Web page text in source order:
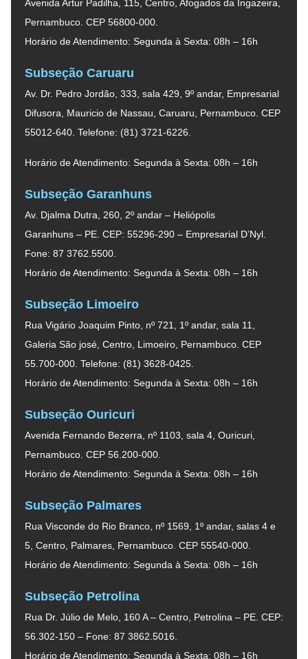
Avenida Artur Padilha, 115, Centro, Afogados da Ingazeira,
Pernambuco. CEP 56800-000.
Horário de Atendimento: Segunda à Sexta: 08h – 16h
Subseção Caruaru
Av. Dr. Pedro Jordão, 333, sala 429, 9º andar, Empresarial
Difusora, Mauricio de Nassau, Caruaru, Pernambuco. CEP
55012-640. Telefone: (81) 3721-6226.
Horário de Atendimento: Segunda à Sexta: 08h – 16h
Subseção Garanhuns
Av. Djalma Dutra, 260, 2º andar – Heliópolis
Garanhuns – PE. CEP: 55296-290 – Empresarial D’Nyl.
Fone: 87 3762.5500.
Horário de Atendimento: Segunda à Sexta: 08h – 16h
Subseção Limoeiro
Rua Vigário Joaquim Pinto, nº 721, 1º andar, sala 11,
Galeria São josé, Centro, Limoeiro, Pernambuco. CEP
55.700-000. Telefone: (81) 3628-0425.
Horário de Atendimento: Segunda à Sexta: 08h – 16h
Subseção Ouricuri
Avenida Fernando Bezerra, nº 1103, sala 4, Ouricuri,
Pernambuco. CEP 56.200-000.
Horário de Atendimento: Segunda à Sexta: 08h – 16h
Subseção Palmares
Rua Visconde do Rio Branco, nº 1569, 1º andar, salas 4 e
5, Centro, Palmares, Pernambuco. CEP 55540-000.
Horário de Atendimento: Segunda à Sexta: 08h – 16h
Subseção Petrolina
Rua Dr. Júlio de Melo, 160 A – Centro, Petrolina – PE. CEP:
56.302-150 – Fone: 87 3862.5016.
Horário de Atendimento: Segunda à Sexta: 08h – 16h